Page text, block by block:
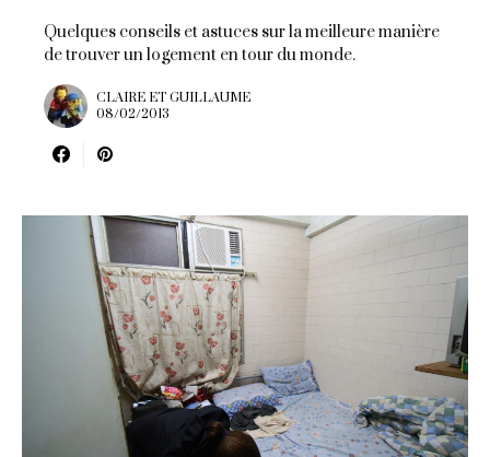
Quelques conseils et astuces sur la meilleure manière
de trouver un logement en tour du monde.
CLAIRE ET GUILLAUME
08/02/2013